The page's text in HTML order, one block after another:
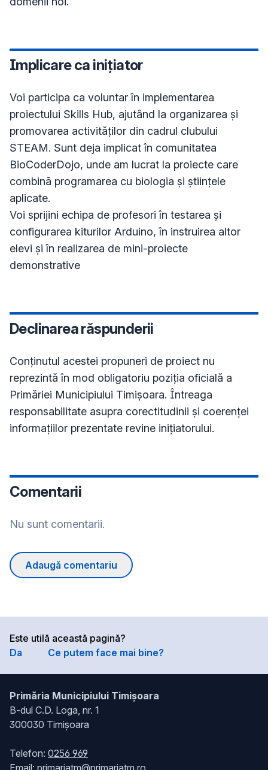
Implicare ca inițiator
Voi participa ca voluntar în implementarea
proiectului Skills Hub, ajutând la organizarea și
promovarea activităților din cadrul clubului
STEAM. Sunt deja implicat în comunitatea
BioCoderDojo, unde am lucrat la proiecte care
combină programarea cu biologia și științele
aplicate.
Voi sprijini echipa de profesori în testarea și
configurarea kiturilor Arduino, în instruirea altor
elevi și în realizarea de mini-proiecte
Declinarea răspunderii
Conţinutul acestei propuneri de proiect nu
reprezintă în mod obligatoriu poziţia oficială a
Primăriei Municipiului Timișoara. Întreaga
responsabilitate asupra corectitudinii și coerenței
informațiilor prezentate revine inițiatorului.
Comentarii
Nu sunt comentarii.
Adaugă comentariu
Este utilă această pagină?
Da
Ce putem face mai bine?
Primăria Municipiului Timișoara
B-dul C.D. Loga, nr. 1
300030 Timișoara
Telefon: 0256 969
Email: primariatm@primariatm.ro